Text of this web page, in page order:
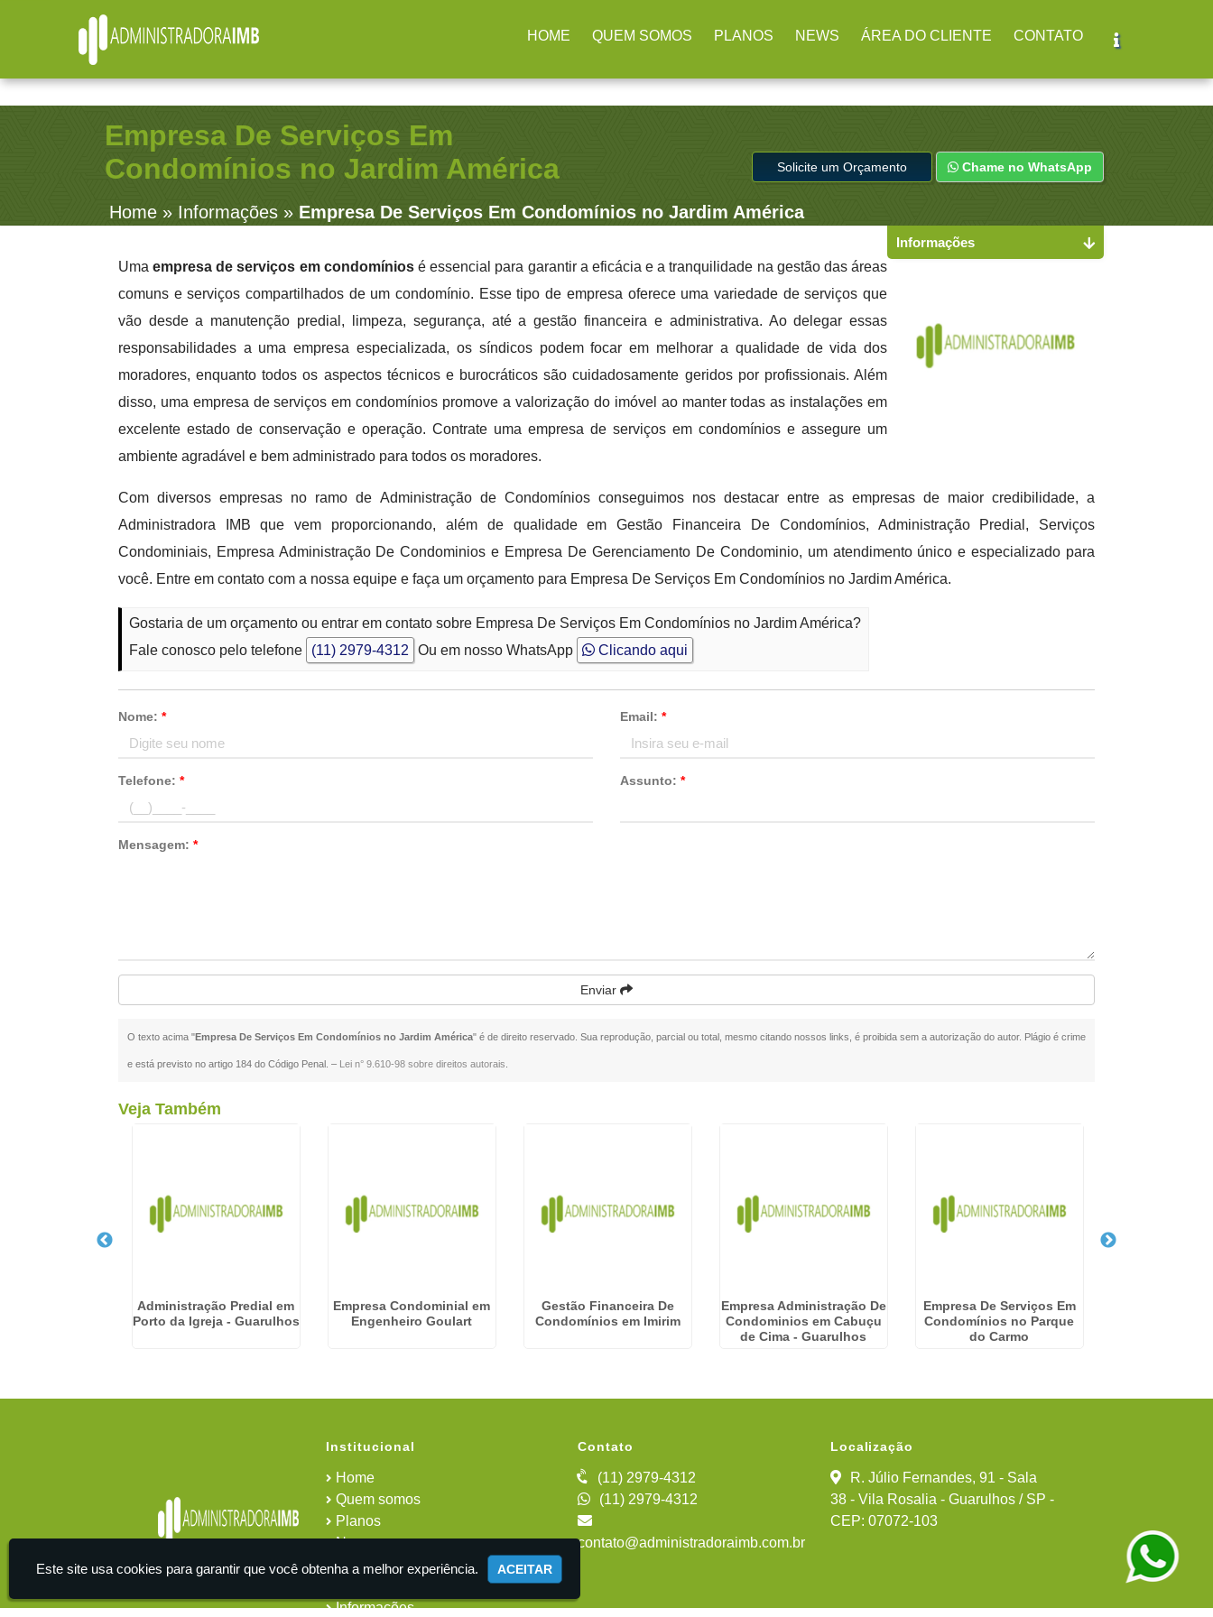
R. Júlio Fernandes, 91 - Sala 38 - Vila Rosalia - Guarulhos / SP
Empresa De Serviços Em
Condomínios no Jardim América
Home» Informações » Empresa De Serviços Em Condomínios no Jardim América
Solicite um Orçamento Chame no WhatsApp
Uma empresa de serviços em condomíniosé essencial para garantir a eficácia e a tranquilidade na gestão das áreas
comuns e serviços compartilhados de um condomínio. Esse tipo de empresa oferece uma variedade de serviços que
vão desde a manutenção predial, limpeza, segurança, até a gestão financeira e administrativa. Ao delegar essas
responsabilidades a uma empresa especializada, os síndicos podem focar em melhorar a qualidade de vida dos
moradores, enquanto todos os aspectos técnicos e burocráticos são cuidadosamente geridos por profissionais. Além
disso, uma empresa de serviços em condomínios promove a valorização do imóvel ao manter todas as instalações em
excelente estado de conservação e operação. Contrate uma empresa de serviços em condomínios e assegure um
ambiente agradável e bem administrado para todos os moradores.
Com diversos empresas no ramo de Administração de Condomínios conseguimos nos destacar entre as empresas de maior credibilidade, a
Administradora IMB que vem proporcionando, além de qualidade em Gestão Financeira De Condomínios, Administração Predial, Serviços
Condominiais, Empresa Administração De Condominios e Empresa De Gerenciamento De Condominio, um atendimento único e especializado para
você. Entre em contato com a nossa equipe e faça um orçamento para Empresa De Serviços Em Condomínios no Jardim América.
Gostaria de um orçamento ou entrar em contato sobre Empresa De Serviços Em Condomínios no Jardim América?
Fale conosco pelo telefone
(11) 2979-4312 Ou em nosso WhatsApp Clicando aqui
Nome: * Email: *
Telefone: * Assunto: *
Mensagem: *
Enviar
O texto acima "Empresa De Serviços Em Condomínios no Jardim América" é de direito reservado. Sua reprodução, parcial ou total, mesmo citando nossos links, é proibida sem a autorização do autor. Plágio é crime
e está previsto no artigo 184 do Código Penal. – Lei n° 9.610-98 sobre direitos autorais
Informações
Veja Também
Administração Predial em
Porto da Igreja - Guarulhos
Empresa Condominial em
Engenheiro Goulart
Gestão Financeira De
Condomínios em Imirim
Empresa Administração De
Condominios em Cabuçu
de Cima - Guarulhos
Empresa De Serviços Em
Condomínios no Parque
do Carmo
Institucional
Home
Quem somos
Planos
News
Área do cliente
Informações
Contato
(11) 2979-4312
(11) 2979-4312
contato@administradoraimb.com.br
Localização
R. Júlio Fernandes, 91 - Sala
38 - Vila Rosalia - Guarulhos / SP -
CEP: 07072-103
Este site usa cookies para garantir que você obtenha a melhor experiência. ACEITAR